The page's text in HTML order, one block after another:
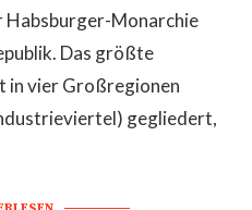
Habsburger-Monarchie
Das größte
in vier Großregionen
gegliedert,